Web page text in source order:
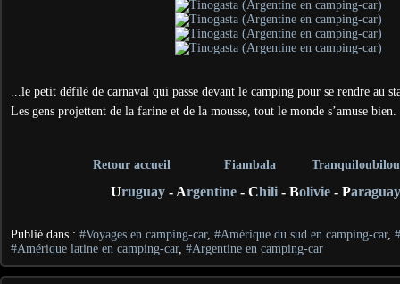
...le petit défilé de carnaval qui passe devant le camping pour se rendre au
Les gens projettent de la farine et de la mousse, tout le monde s’amuse
Retour accueil Fiambala
Uruguay - Argentine - Chili - Bolivie - P
Publié dans : #Voyages en camping-car, #Amérique du sud en camping-car,
#Amérique latine en camping-car, #Argentine en camping-car